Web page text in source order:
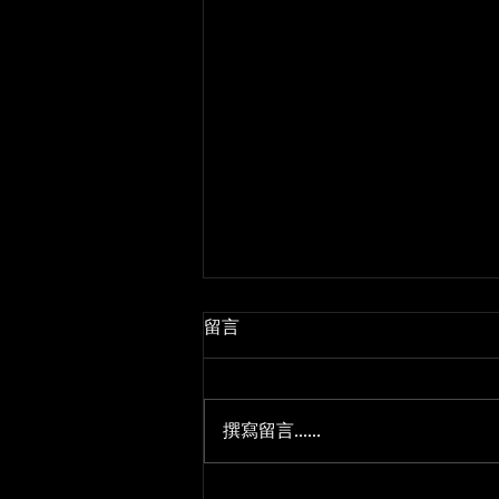
留言
撰寫留言......